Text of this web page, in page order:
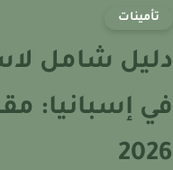
شامل
إسبانيا: